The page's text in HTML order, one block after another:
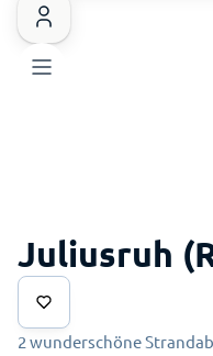
Juliusruh
2 wunderschöne